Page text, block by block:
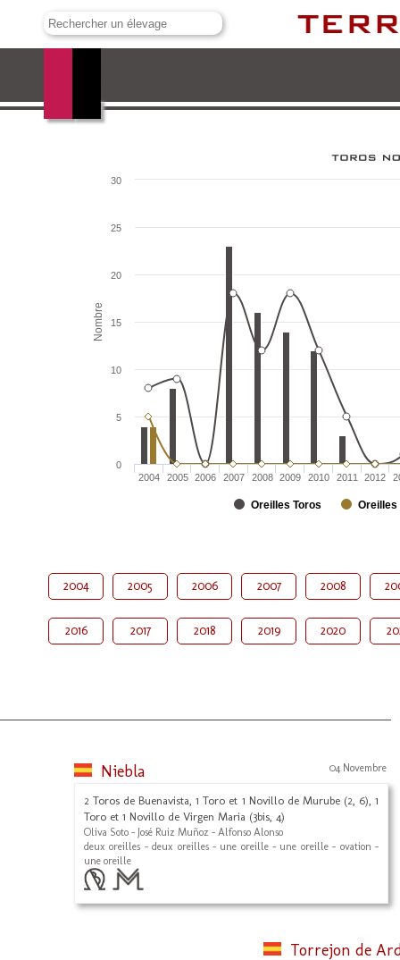
Nombre
Oreilles Toros Oreilles
2004 2005 2006 2007 2008 2009 2010 2011 2012
0
5
10
15
20
25
30
2004 2005 2006 2007 2008
2016 2017 2018 2019 2020
Niebla 04 Novembre
2 Toros de Buenavista, 1 Toro et 1 Novillo de Murube (2, 6), 1
Toro et 1 Novillo de Virgen Maria (3bis, 4)
Oliva Soto - José Ruiz Muñoz - Alfonso Alonso
deux oreilles - deux oreilles - une oreille - une oreille - ovation -
une oreille
Torrejon de